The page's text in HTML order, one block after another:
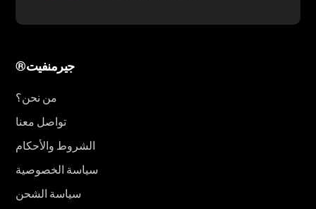
®جيرمنفيت
من نحن؟
تواصل معنا
الشروط والأحكام
سياسة الخصوصية
سياسة الشحن